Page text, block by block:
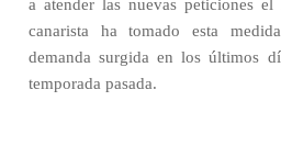
a atender las nuevas peticiones
canarista ha tomado esta
demanda surgida en los últimos
temporada pasada.